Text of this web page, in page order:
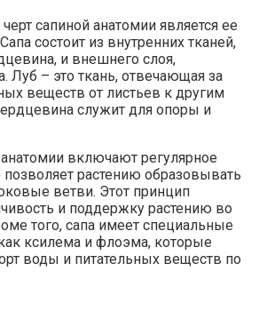
сапиной анатомии является ее
состоит из внутренних тканей,
и внешнего слоя,
Луб – это ткань, отвечающая за
веществ от листьев к другим
служит для опоры и
включают регулярное
позволяет растению образовывать
ветви. Этот принцип
и поддержку растению во
того, сапа имеет специальные
ксилема и флоэма, которые
воды и питательных веществ по